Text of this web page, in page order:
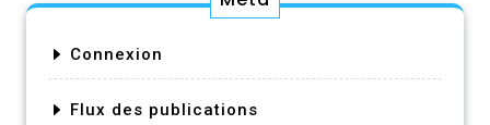
Connexion
Flux des publications